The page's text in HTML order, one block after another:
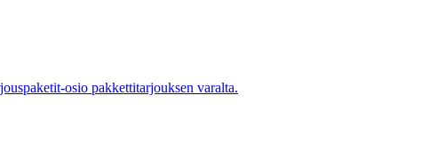
osio pakkettitarjouksen varalta.